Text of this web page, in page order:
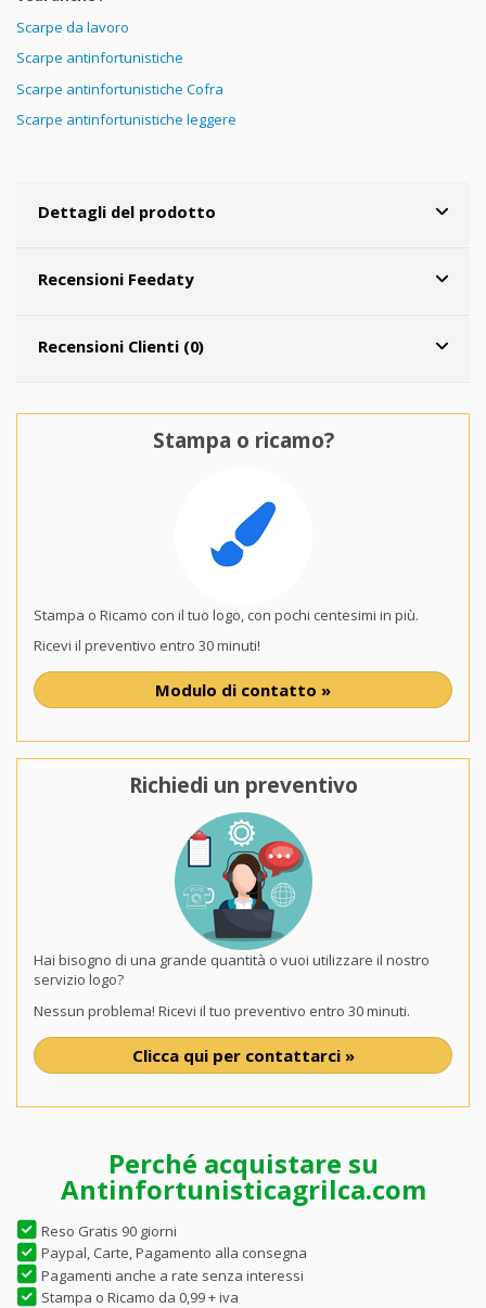
Scarpe da lavoro
Scarpe antinfortunistiche
Scarpe antinfortunistiche Cofra
Scarpe antinfortunistiche leggere
Dettagli del prodotto
Recensioni Feedaty
Recensioni Clienti (0)
Stampa o ricamo?
Stampa o Ricamo con il tuo logo, con pochi centesimi in più.
Ricevi il preventivo entro 30 minuti!
Modulo di contatto »
Richiedi un preventivo
Hai bisogno di una grande quantità o vuoi utilizzare il nostro
servizio logo?
Nessun problema! Ricevi il tuo preventivo entro 30 minuti.
Clicca qui per contattarci »
Perché acquistare su
Antinfortunisticagrilca.com
Reso Gratis 90 giorni
Paypal, Carte, Pagamento alla consegna
Pagamenti anche a rate senza interessi
Stampa o Ricamo da 0,99 + iva